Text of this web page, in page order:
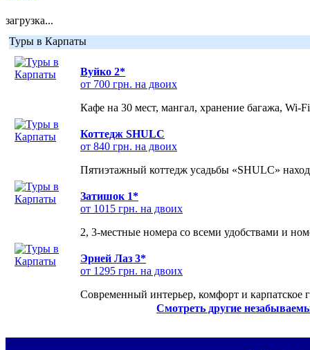
загрузка...
Туры в Карпаты
Вуйко 2*
от 700 грн. на двоих
Кафе на 30 мест, мангал, хранение багажа, Wi-
Коттедж SHULC
от 840 грн. на двоих
Пятиэтажный коттедж усадьбы «SHULC»
Затишок 1*
от 1015 грн. на двоих
2, 3-местные номера со всеми удобствами и
Эрней Лаз 3*
от 1295 грн. на двоих
Современный интерьер, комфорт и карпатское
Смотреть другие